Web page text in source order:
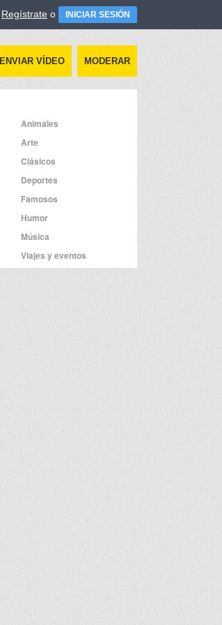
Regístrate o INICIAR SESIÓN
ENVIAR VÍDEO MODERAR
Animales
Arte
Clásicos
Deportes
Famosos
Humor
Música
Viajes y eventos